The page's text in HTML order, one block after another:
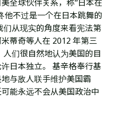
全球伙伴关系，称“日本在
他不过是一个在日本跳舞的
从现实的角度来看宪法第
蒂奇等人在 2012 年第三
们很自然地认为美国的目
日本独立。 基辛格奉行基
与敌人联手维护美国霸
能永远不会从美国政治中